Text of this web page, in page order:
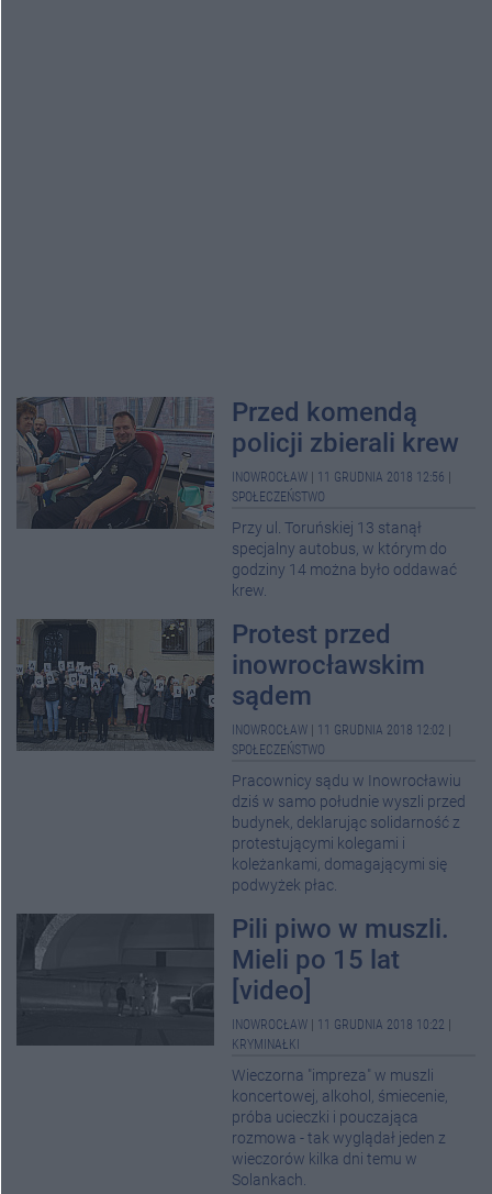
Przed komendą
policji zbierali krew
INOWROCŁAW 11 GRUDNIA 2018 12:56
SPOŁECZEŃSTWO
Przy ul. Toruńskiej 13 stanął
specjalny autobus, w którym do
godziny 14 można było oddawać
krew.
Protest przed
inowrocławskim
sądem
INOWROCŁAW 11 GRUDNIA 2018 12:02
SPOŁECZEŃSTWO
Pracownicy sądu w Inowrocławiu
dziś w samo południe wyszli przed
budynek, deklarując solidarność z
protestującymi kolegami i
koleżankami, domagającymi się
podwyżek płac.
Pili piwo w muszli.
Mieli po 15 lat
[video]
INOWROCŁAW 11 GRUDNIA 2018 10:22
KRYMINAŁKI
Wieczorna "impreza" w muszli
koncertowej, alkohol, śmiecenie,
próba ucieczki i pouczająca
rozmowa - tak wyglądał jeden z
wieczorów kilka dni temu w
Solankach.